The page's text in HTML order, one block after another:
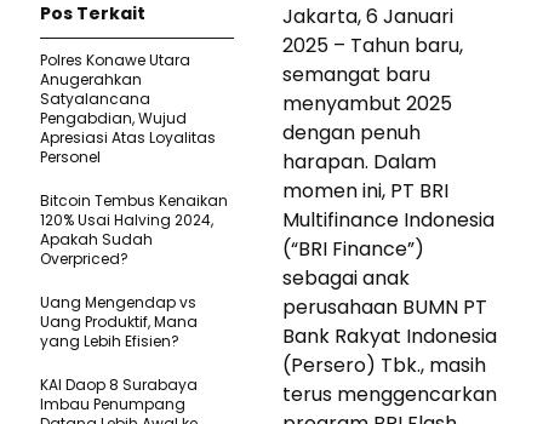
Jakarta, 6 Januari
2025 – Tahun baru,
semangat baru
menyambut 2025
dengan penuh
harapan. Dalam
momen ini, PT BRI
Multifinance Indonesia
(“BRI Finance”)
sebagai anak
perusahaan BUMN PT
Bank Rakyat Indonesia
(Persero) Tbk., masih
terus menggencarkan
Pos Terkait
Polres Konawe Utara
Anugerahkan
Satyalancana
Pengabdian, Wujud
Apresiasi Atas Loyalitas
Personel
Bitcoin Tembus Kenaikan
120% Usai Halving 2024,
Apakah Sudah
Overpriced?
Uang Mengendap vs
Uang Produktif, Mana
yang Lebih Efisien?
KAI Daop 8 Surabaya
Imbau Penumpang